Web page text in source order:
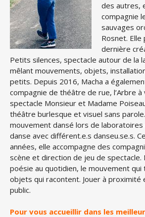
des autres,
compagnie
sauvages
Rosnet. Elle
dernière
Petits silences, spectacle autour de la
mêlant mouvements, objets,
petits. Depuis 2016, Macha a
compagnie de théâtre de rue, l’Arbre à
spectacle Monsieur et Madame
théâtre burlesque et visuel sans
mouvement dansé lors de
danse avec différent.e.s danseu.se.s.
années, elle accompagne des
scène et direction de jeu de spectacle.
poésie au quotidien, le mouvement
objets qui racontent. Jouer à proximité
public.
Pour vous accueillir dans les